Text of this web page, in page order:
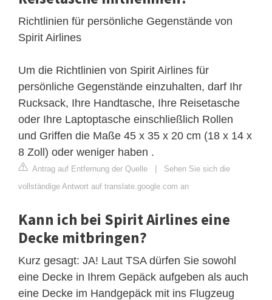
Richtlinien für persönliche Gegenstände von
Spirit Airlines
Um die Richtlinien von Spirit Airlines für
persönliche Gegenstände einzuhalten, darf Ihr
Rucksack, Ihre Handtasche, Ihre Reisetasche
oder Ihre Laptoptasche einschließlich Rollen
und Griffen die Maße 45 x 35 x 20 cm (18 x 14 x
8 Zoll) oder weniger haben .
Antrag auf Entfernung der Quelle | Sehen Sie sich die
vollständige Antwort auf translate.google.com an
Kann ich bei Spirit Airlines eine
Decke mitbringen?
Kurz gesagt: JA! Laut TSA dürfen Sie sowohl
eine Decke in Ihrem Gepäck aufgeben als auch
eine Decke im Handgepäck mit ins Flugzeug